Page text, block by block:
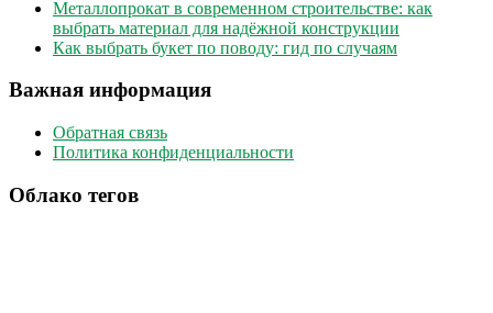
Металлопрокат в современном строительстве: как
выбрать материал для надёжной конструкции
Как выбрать букет по поводу: гид по случаям
Важная информация
Обратная связь
Политика конфиденциальности
Облако тегов